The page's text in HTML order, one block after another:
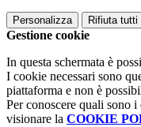
Personalizza Rifiuta tutti
Gestione cookie
In questa schermata è
I cookie necessari sono
piattaforma e non è
Per conoscere quali sono
visionare la COOKIE